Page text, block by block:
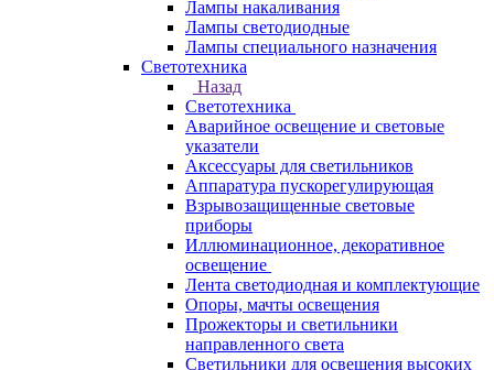
Лампы накаливания
Лампы светодиодные
Лампы специального назначения
Светотехника
Назад
Светотехника
Аварийное освещение и световые
указатели
Аксессуары для светильников
Аппаратура пускорегулирующая
Взрывозащищенные световые
приборы
Иллюминационное, декоративное
освещение
Лента светодиодная и комплектующие
Опоры, мачты освещения
Прожекторы и светильники
направленного света
Светильники для освещения высоких